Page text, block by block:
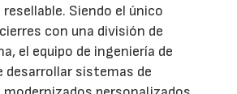
Siendo el único
con una división de
el equipo de ingeniería de
desarrollar sistemas de